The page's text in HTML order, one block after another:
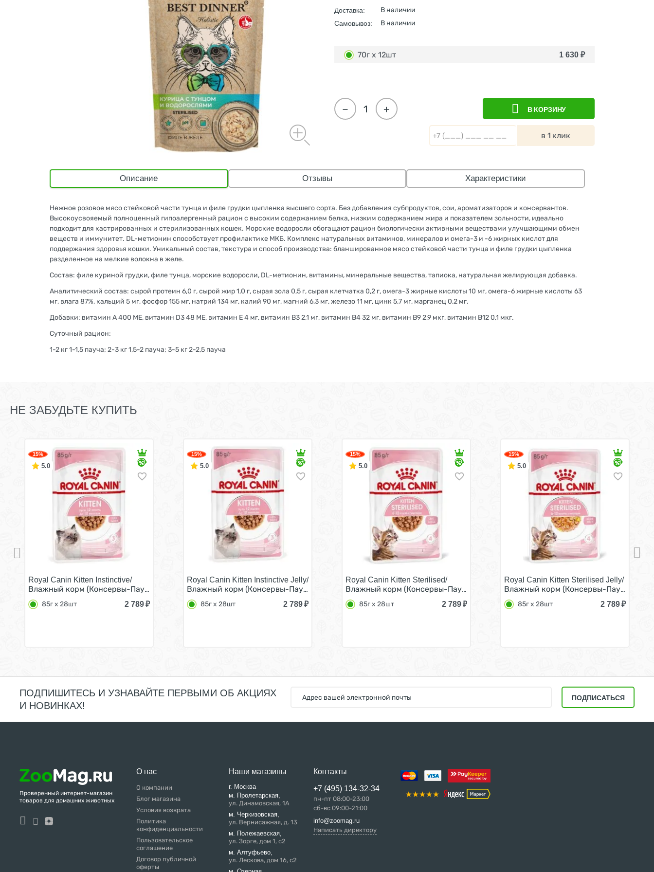
Доставка: В наличии
Самовывоз: В наличии
70г х 12шт 1 630 ₽
+
− В КОРЗИНУ
в 1 клик
Описание Отзывы Характеристики
Нежное розовое мясо стейковой части тунца и филе грудки цыпленка высшего сорта. Без добавления субпродуктов, сои, ароматизаторов и консервантов.
Высокоусвояемый полноценный гипоалергенный рацион с высоким содержанием белка, низким содержанием жира и показателем зольности, идеально
подходит для кастрированных и стерилизованных кошек. Морские водоросли обогащают рацион биологически активными веществами улучшающими обмен
веществ и иммунитет. DL-метионин способствует профилактике МКБ. Комплекс натуральных витаминов, минералов и омега-3 и -6 жирных кислот для
поддержания здоровья кошки. Уникальный состав, текстура и способ производства: бланшированное мясо стейковой части тунца и филе грудки цыпленка
разделенное на мелкие волокна в желе.
Состав: филе куриной грудки, филе тунца, морские водоросли, DL-метионин, витамины, минеральные вещества, тапиока, натуральная желирующая добавка.
Аналитический состав: сырой протеин 6,0 г, сырой жир 1,0 г, сырая зола 0,5 г, сырая клетчатка 0,2 г, омега-3 жирные кислоты 10 мг, омега-6 жирные кислоты 63
мг, влага 87%, кальций 5 мг, фосфор 155 мг, натрий 134 мг, калий 90 мг, магний 6,3 мг, железо 11 мг, цинк 5,7 мг, марганец 0,2 мг.
Добавки: витамин А 400 МЕ, витамин D3 48 МЕ, витамин Е 4 мг, витамин В3 2,1 мг, витамин В4 32 мг, витамин В9 2,9 мкг, витамин В12 0,1 мкг.
Суточный рацион:
1-2 кг 1-1,5 пауча; 2-3 кг 1,5-2 пауча; 3-5 кг 2-2,5 пауча
НЕ ЗАБУДЬТЕ КУПИТЬ
15%
5.0
Royal Canin Kitten Instinctive/
Влажный корм (Консервы-Паучи) Роял Канин Киттен Инстинктив для Котят в возрасте от 4 до 12 месяцев в Соусе (цена за упаковку) 85г х 28шт
85г х 28шт 2 789₽
15%
5.0
Royal Canin Kitten Instinctive Jelly/
Влажный корм (Консервы-Паучи) Роял Канин Киттен Инстинктив для Котят в возрасте от 4 до 12 месяцев в Желе (цена
85г х 28шт 2 789₽
15%
5.0
Royal Canin Kitten Sterilised/
Влажный корм (Консервы-Паучи) Роял Канин Киттен Стерилайзд для
85г х 28шт 2 789₽
15%
5.0
Royal Canin Kitten Sterilised Jelly/
Влажный корм (Консервы-Паучи) Роял
85г х 28шт 2 789₽
ПОДПИШИТЕСЬ И УЗНАВАЙТЕ ПЕРВЫМИ ОБ АКЦИЯХ
И НОВИНКАХ!
ПОДПИСАТЬСЯ
Проверенный интернет-магазин
товаров для домашних животных
О нас
О компании
Блог магазина
Условия возврата
Политика
конфиденциальности
Пользовательское
соглашение
Договор публичной
оферты
Наши магазины
г. Москва
м. Пролетарская,
ул. Динамовская, 1А
м. Черкизовская,
ул. Вернисажная, д. 13
м. Полежаевская,
ул. Зорге, дом 1, с2
м. Алтуфьево,
ул. Лескова, дом 16, с2
Контакты
+7 (495) 134-32-34
пн-пт 08:00-23:00
сб-вс 09:00-21:00
info@zoomag.ru
Написать директору